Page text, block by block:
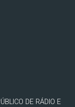
DE RÁDIO E